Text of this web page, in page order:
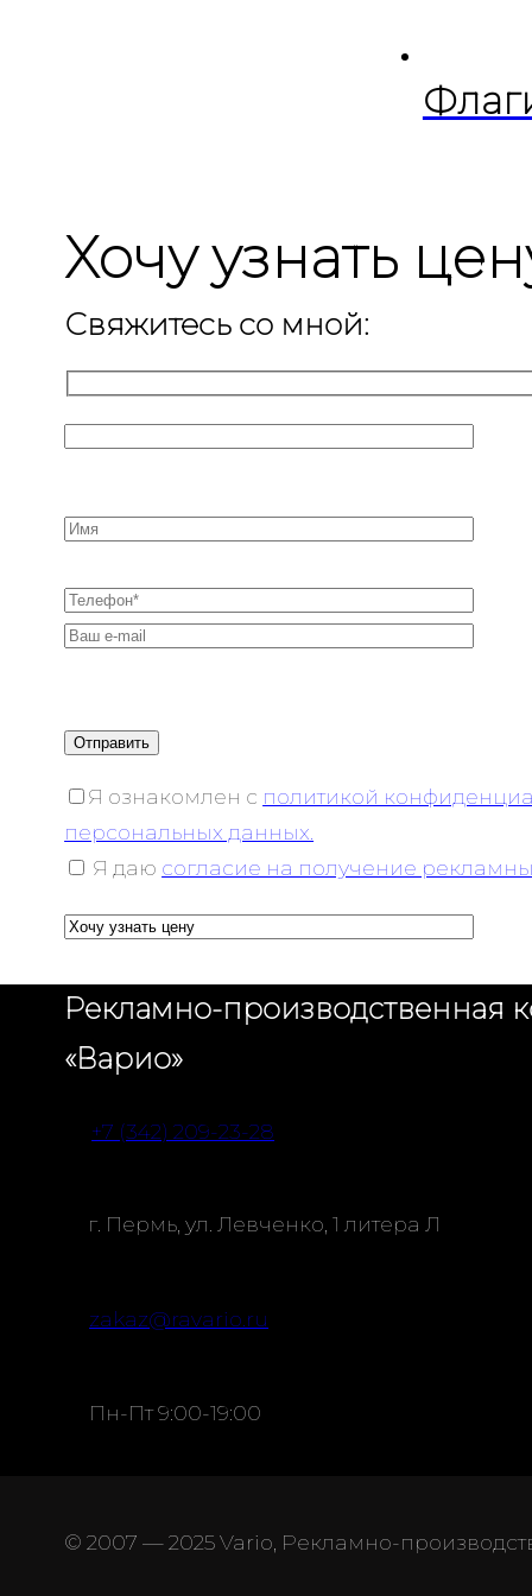
Хочу узнать
Свяжитесь со мной:
Я ознакомлен с политикой
персональных данных.
Я даю согласие на получение
Рекламно-производственная
«Варио»
+7 (342) 209-23-28
г. Пермь, ул. Левченко, 1 литера Л
zakaz@ravario.ru
Пн-Пт 9:00-19:00
© 2007 — 2025 Vario, Рекламно-